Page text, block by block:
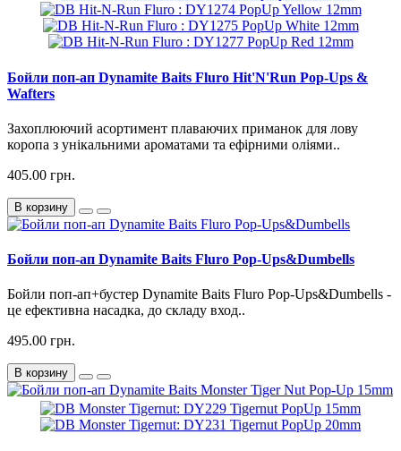
Бойли поп-ап Dynamite Baits Fluro Hit'N'Run Pop-Ups &
Wafters
Захоплюючий асортимент плаваючих приманок для лову
коропа з унікальними ароматами та ефірними оліями..
405.00 грн.
В корзину
Бойли поп-ап Dynamite Baits Fluro Pop-Ups&Dumbells
Бойли поп-ап+бустер Dynamite Baits Fluro Pop-Ups&Dumbells -
це ефективна насадка, до складу вход..
495.00 грн.
В корзину